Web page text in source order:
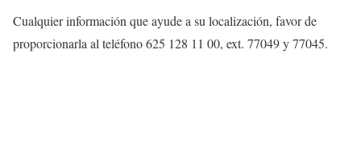
Cualquier información que ayude a su localización, favor de
proporcionarla al teléfono 625 128 11 00, ext. 77049 y 77045.